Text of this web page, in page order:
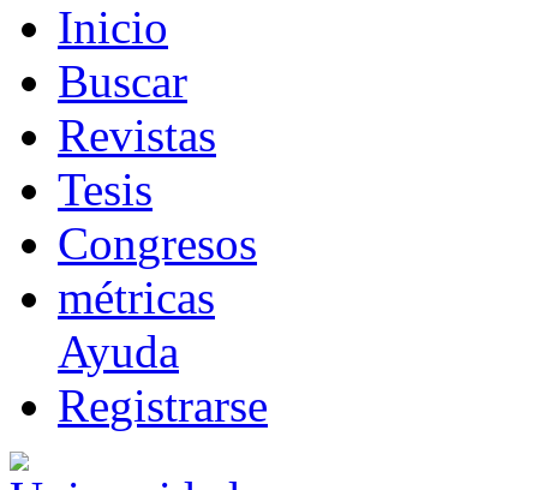
Inicio
Buscar
Revistas
Tesis
Congresos
métricas
Ayuda
Registrarse